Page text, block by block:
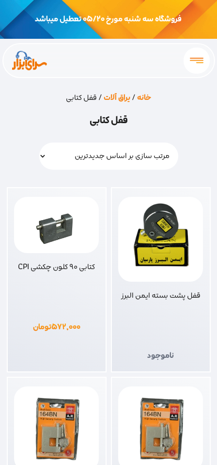
فروشگاه سه شنبه مورخ 05/20 تعطیل میباشد
خانه/یراق آلات/ قفل کتابی
قفل کتابی
قفل پشت بسته ایمن البرز
ناموجود
کتابی 90 کلون چکشی CPI
۵۷۲,۰۰۰تومان